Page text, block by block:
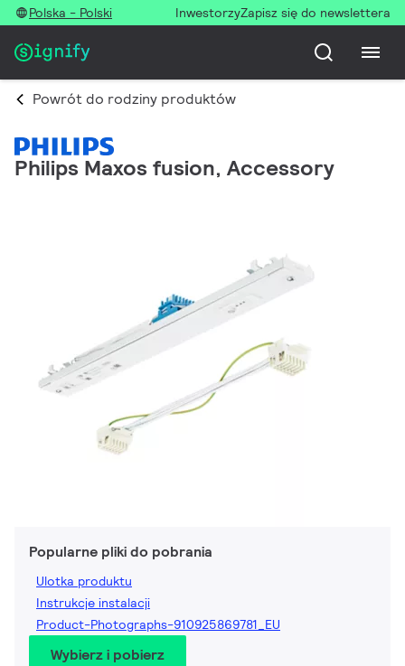
Polska - Polski InwestorzyZapisz się do newslettera
Powrót do rodziny produktów
Philips Maxos fusion, Accessory
Popularne pliki do pobrania
Ulotka produktu
Instrukcje instalacji
Product-Photographs-910925869781_EU
Wybierz i pobierz